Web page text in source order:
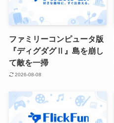
ファミリーコンピュータ版
『ディグダグⅡ』島を崩し
て敵を一掃
2026-08-08